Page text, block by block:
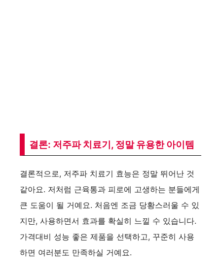
결론: 저주파 치료기, 정말 유용한 아이템
결론적으로, 저주파 치료기 효능은 정말 뛰어난 것
같아요. 저처럼 근육통과 피로에 고생하는 분들에게
큰 도움이 될 거예요. 처음엔 조금 당황스러울 수 있
지만, 사용하면서 효과를 확실히 느낄 수 있습니다.
가격대비 성능 좋은 제품을 선택하고, 꾸준히 사용
하면 여러분도 만족하실 거예요.